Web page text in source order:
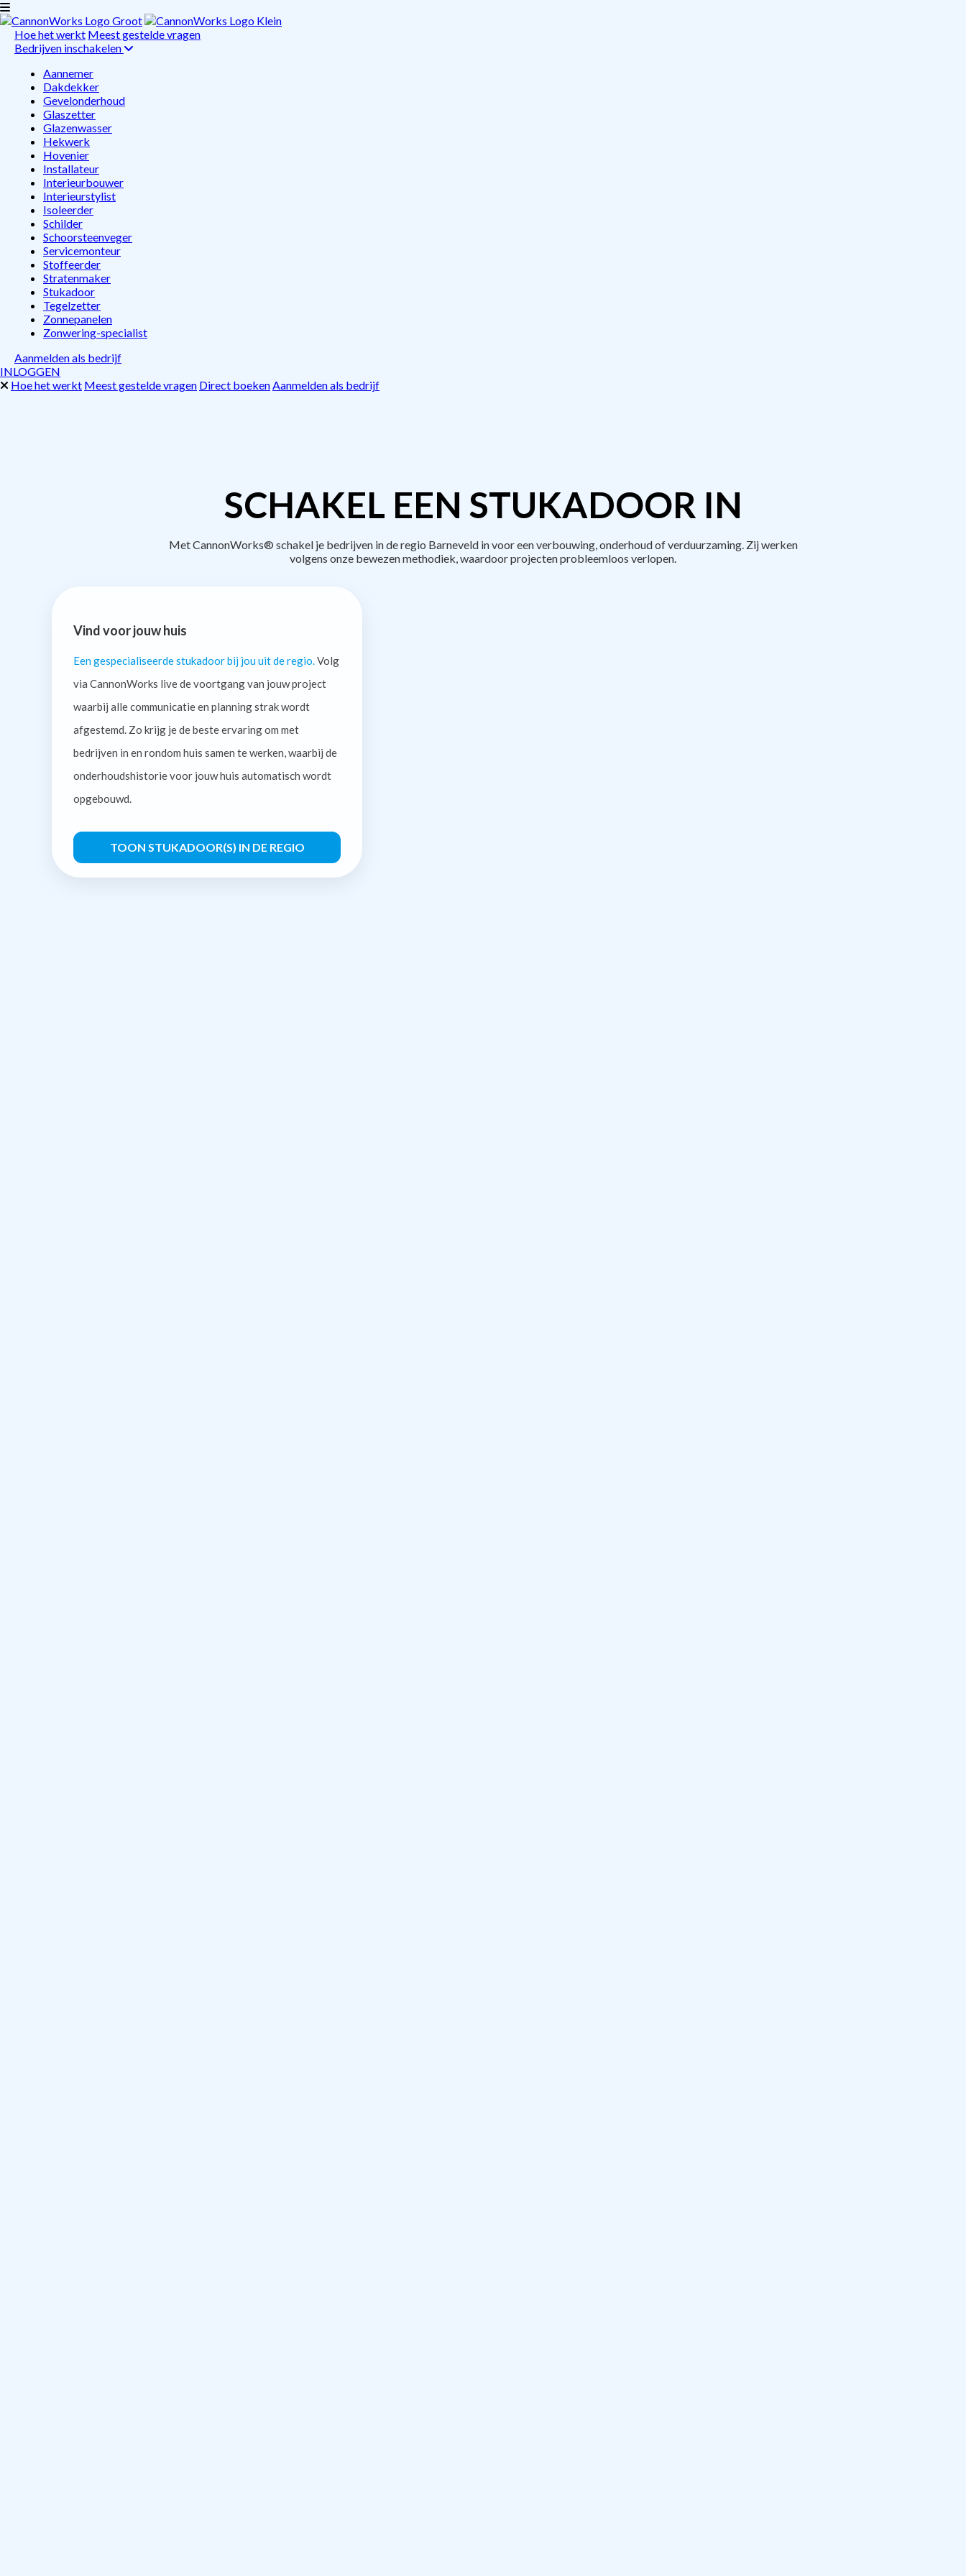
Hoe het werkt Meest gestelde vragen
Bedrijven inschakelen
Aannemer
Dakdekker
Gevelonderhoud
Glaszetter
Glazenwasser
Hekwerk
Hovenier
Installateur
Interieurbouwer
Interieurstylist
Isoleerder
Schilder
Schoorsteenveger
Servicemonteur
Stoffeerder
Stratenmaker
Stukadoor
Tegelzetter
Zonnepanelen
Zonwering-specialist
Aanmelden als bedrijf
INLOGGEN
Hoe het werkt Meest gestelde vragen Direct boekenAanmelden als bedrijf
SCHAKEL EEN STUKADOOR IN
Met CannonWorks® schakel je bedrijven in de regio Barneveld in voor een verbouwing, onderhoud of verduurzaming. Zij werken
volgens onze bewezen methodiek, waardoor projecten probleemloos verlopen.
Vind voor jouw huis
Een gespecialiseerde stukadoor bij jou uit de regio. Volg
via CannonWorks live de voortgang van jouw project
waarbij alle communicatie en planning strak wordt
afgestemd. Zo krijg je de beste ervaring om met
bedrijven in en rondom huis samen te werken, waarbij de
onderhoudshistorie voor jouw huis automatisch wordt
opgebouwd.
TOON STUKADOOR(S) IN DE REGIO